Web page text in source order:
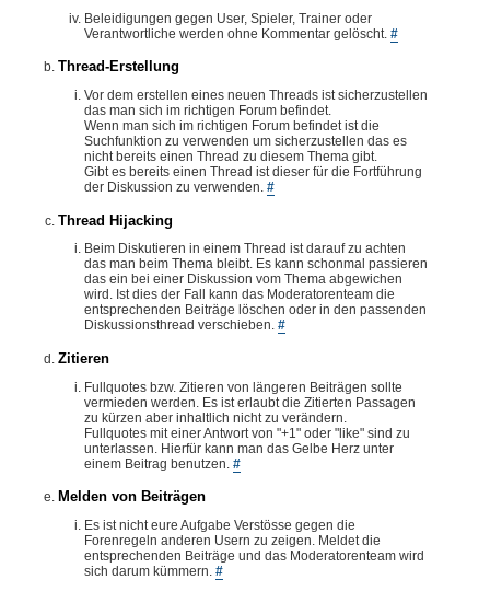
Beleidigungen gegen User, Spieler, Trainer oder
Verantwortliche werden ohne Kommentar gelöscht. #
Thread-Erstellung
Vor dem erstellen eines neuen Threads ist sicherzustellen
das man sich im richtigen Forum befindet.
Wenn man sich im richtigen Forum befindet ist die
Suchfunktion zu verwenden um sicherzustellen das es
nicht bereits einen Thread zu diesem Thema gibt.
Gibt es bereits einen Thread ist dieser für die Fortführung
der Diskussion zu verwenden. #
Thread Hijacking
Beim Diskutieren in einem Thread ist darauf zu achten
das man beim Thema bleibt. Es kann schonmal passieren
das ein bei einer Diskussion vom Thema abgewichen
wird. Ist dies der Fall kann das Moderatorenteam die
entsprechenden Beiträge löschen oder in den passenden
Diskussionsthread verschieben. #
Zitieren
Fullquotes bzw. Zitieren von längeren Beiträgen sollte
vermieden werden. Es ist erlaubt die Zitierten Passagen
zu kürzen aber inhaltlich nicht zu verändern.
Fullquotes mit einer Antwort von "+1" oder "like" sind zu
unterlassen. Hierfür kann man das Gelbe Herz unter
einem Beitrag benutzen. #
Melden von Beiträgen
Es ist nicht eure Aufgabe Verstösse gegen die
Forenregeln anderen Usern zu zeigen. Meldet die
entsprechenden Beiträge und das Moderatorenteam wird
sich darum kümmern. #